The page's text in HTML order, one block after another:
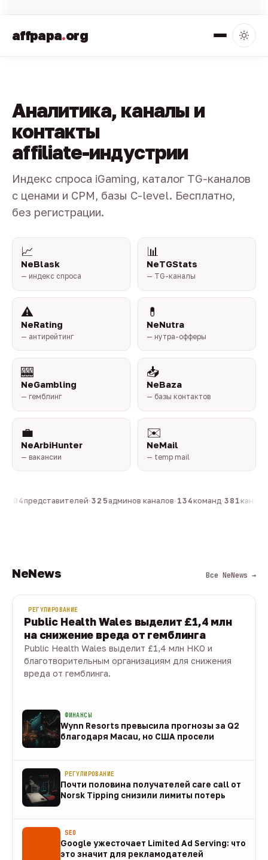
affpapa.org
Аналитика, каналы и
контакты
affiliate-индустрии
Индекс спроса iGaming, каталог TG-каналов
с ценами и CPM, базы C-level. Бесплатно,
без регистрации.
📈
NeBlask
— индекс спроса
📊
NeTGStats
— TG-каналы
⚠️
NeRating
— антирейтинг
💊
NeNutra
— нутра-офферы
🎰
NeGambling
— гемблинг
📥
NeBaza
— базы контактов
💼
NeArbiHunter
— вакансии
✉️
NeMail
— temp mail
804представителей·325 админов каналов·134команд·381
NeNews Все NeNews →
РЕГУЛИРОВАНИЕ
Public Health Wales выделит £1,4 млн
на снижение вреда от гемблинга
Public Health Wales выделит £1,4 млн НКО и
благотворительным организациям для снижения
вреда от гемблинга.
ФИНАНСЫ
Wynn Resorts превысила прогнозы за Q2
благодаря Macau, но США просели
РЕГУЛИРОВАНИЕ
Почти половина получателей care call от
Norsk Tipping снизили лимиты потерь
SEO
Google ужесточает Limited Ad Serving: что
это значит для рекламодателей